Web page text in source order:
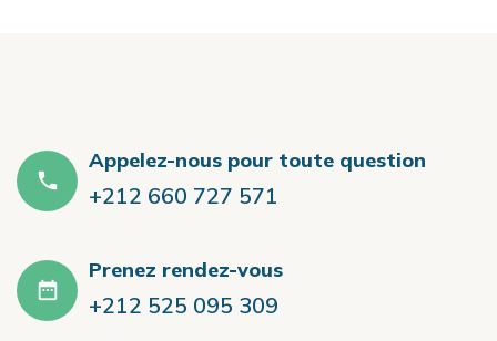
Appelez-nous pour toute question
+212 660 727 571
Prenez rendez-vous
+212 525 095 309